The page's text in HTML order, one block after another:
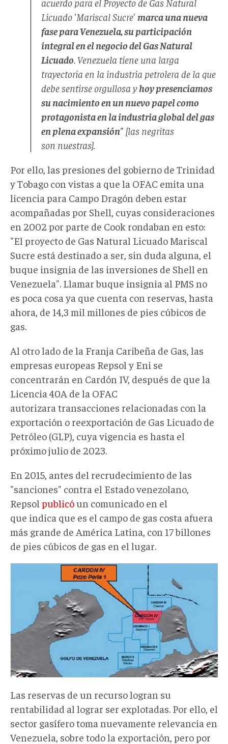
Licuado 'Mariscal Sucre' marca una nueva
fase para Venezuela, su participación
integral en el negocio del Gas Natural
Licuado . Venezuela tiene una larga
trayectoria en la industria petrolera de la que
debe sentirse orgullosa yhoy presenciamos
su nacimiento en un nuevo papel como
protagonista en la industria global del gas
en plena expansión" [las negritas
son nuestras].
Por ello, las presiones del gobierno de Trinidad
y Tobago con vistas a que la OFAC emita una
licencia para Campo Dragón deben estar
acompañadas por Shell, cuyas consideraciones
en 2002 por parte de Cook rondaban en esto:
"El proyecto de Gas Natural Licuado Mariscal
Sucre está destinado a ser, sin duda alguna, el
buque insignia de las inversiones de Shell en
Venezuela". Llamar buque insignia al PMS no
es poca cosa ya que cuenta con reservas, hasta
ahora, de 14,3 mil millones de pies cúbicos de
gas.
Al otro lado de la Franja Caribeña de Gas, las
empresas europeas Repsol y Eni se
concentrarán en Cardón IV, después de que la
Licencia 40A de la OFAC
autorizara transacciones relacionadas con la
exportación o reexportación de Gas Licuado de
Petróleo (GLP), cuya vigencia es hasta el
próximo julio de 2023.
En 2015, antes del recrudecimiento de las
"sanciones" contra el Estado venezolano,
Repsol publicóun comunicado en el
que indica que es el campo de gas costa afuera
más grande de América Latina, con 17 billones
de pies cúbicos de gas en el lugar.
cardon
Las reservas de un recurso logran su
rentabilidad al lograr ser explotadas. Por ello, el
sector gasífero toma nuevamente relevancia en
Venezuela, sobre todo la exportación, pero por